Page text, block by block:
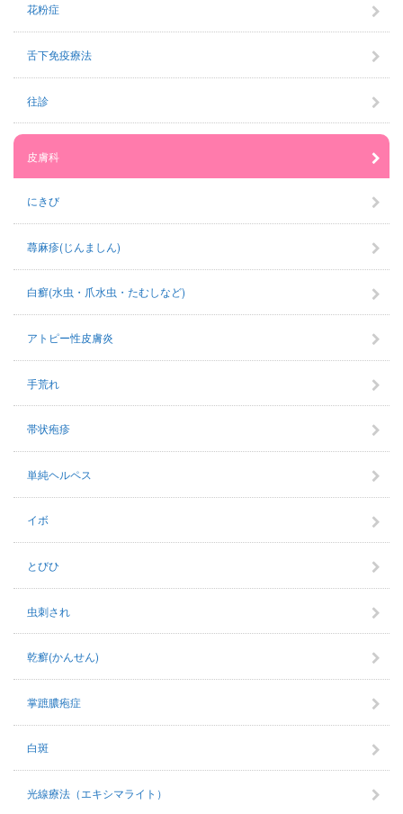
花粉症
舌下免疫療法
往診
皮膚科
にきび
蕁麻疹(じんましん)
白癬(水虫・爪水虫・たむしなど)
アトピー性皮膚炎
手荒れ
帯状疱疹
単純ヘルペス
イボ
とびひ
虫刺され
乾癬(かんせん)
掌蹠膿疱症
白斑
光線療法（エキシマライト）